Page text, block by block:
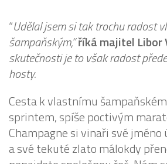
“Udělal jsem si tak trochu radost
šampaňským,“říká majitel Libor
skutečnosti je to však radost
hosty.
Cesta k vlastnímu
sprintem, spíše poctivým
Champagne si vinaři své
a své tekuté zlato málokdy